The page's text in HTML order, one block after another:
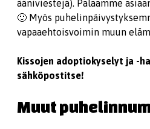
ääniviestejä). Palaamme
🙂 Myös
vapaaehtoisvoimin muun
Kissojen adoptiokyselyt ja -
sähköpostitse!
Muut